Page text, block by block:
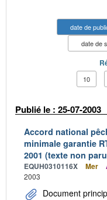
date de
date de
10
Publié le : 25-07-2003
Accord national
minimale garantie
2001 (texte non
EQUH0310116X Mer
2003
Document